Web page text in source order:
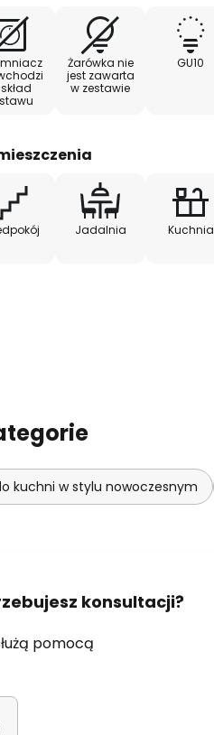
Żarówka nie
jest zawarta
w zestawie
GU10
Jadalnia Kuchnia
kuchni w stylu nowoczesnym
konsultacji?
pomocą